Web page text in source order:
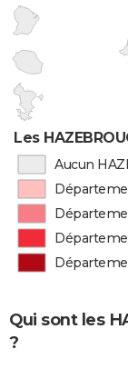
Les
Aucun
Qui sont les
?